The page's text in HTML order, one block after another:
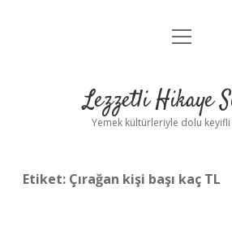
Anasayfa
Yasal Uyarı
menüyü
Lezzetli Hikaye
Yemek kültürleriyle dolu
Etiket: Çırağan kişi başı kaç TL